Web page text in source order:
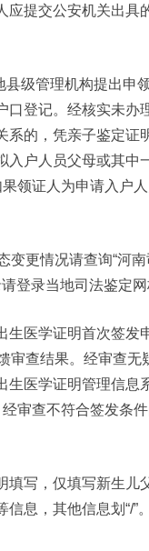
提交公安机关出具
级管理机构提出申
口登记。经核实未办
系的，凭亲子鉴定证
户人员父母或其中
领证人为申请入户
更情况请查询“河南
登录当地司法鉴定网
医学证明首次签发
查结果。经审查无
医学证明管理信息
审查不符合签发条
写，仅填写新生儿
息，其他信息划“/”